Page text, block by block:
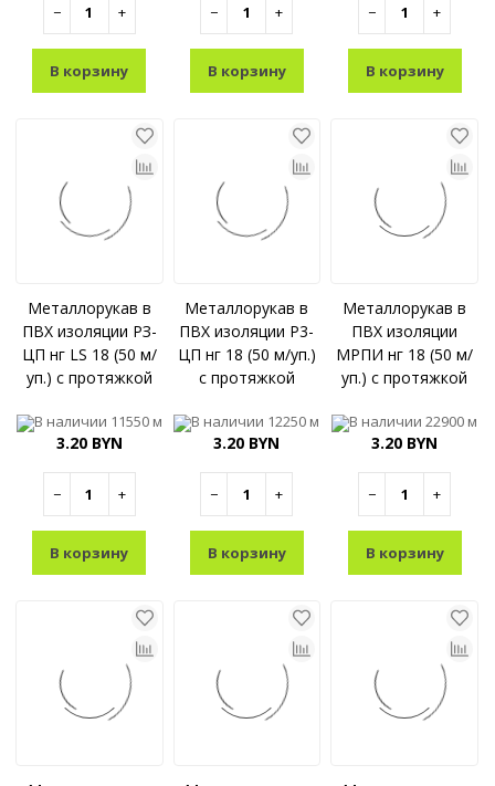
− +
В корзину
− +
В корзину
− +
В корзину
Металлорукав в
ПВХ изоляции РЗ-
ЦП нг LS 18 (50 м/
уп.) с протяжкой
(ЗЭТАРУС)
В наличии 11550 м
3.20 BYN
− +
В корзину
Металлорукав в
ПВХ изоляции Р3-
ЦП нг 18 (50 м/уп.)
с протяжкой
(ЗЭТАРУС)
В наличии 12250 м
3.20 BYN
− +
В корзину
Металлорукав в
ПВХ изоляции
МРПИ нг 18 (50 м/
уп.) с протяжкой
(ЗЭТАРУС)
В наличии22900 м
3.20 BYN
− +
В корзину